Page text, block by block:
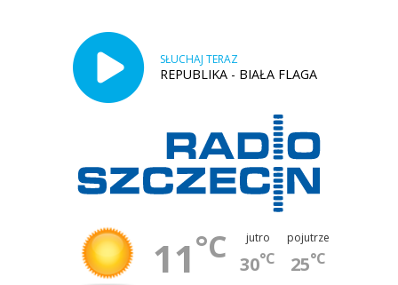
SŁUCHAJ TERAZ
REPUBLIKA - BIAŁA FLAGA
11°C jutro
30°C
pojutrze
25°C